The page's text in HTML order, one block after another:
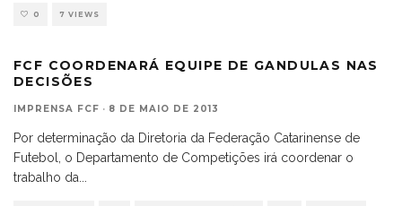
0 7 VIEWS
FCF COORDENARÁ EQUIPE DE GANDULAS NAS
DECISÕES
IMPRENSA FCF · 8 DE MAIO DE 2013
Por determinação da Diretoria da Federação Catarinense de
Futebol, o Departamento de Competições irá coordenar o
trabalho da